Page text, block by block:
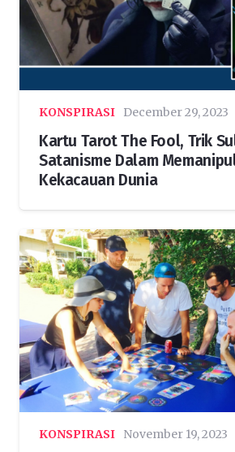
KONSPIRASI December 29, 2023
Kartu Tarot The Fool, Trik
Satanisme Dalam
Kekacauan Dunia
KONSPIRASI November 19, 2023